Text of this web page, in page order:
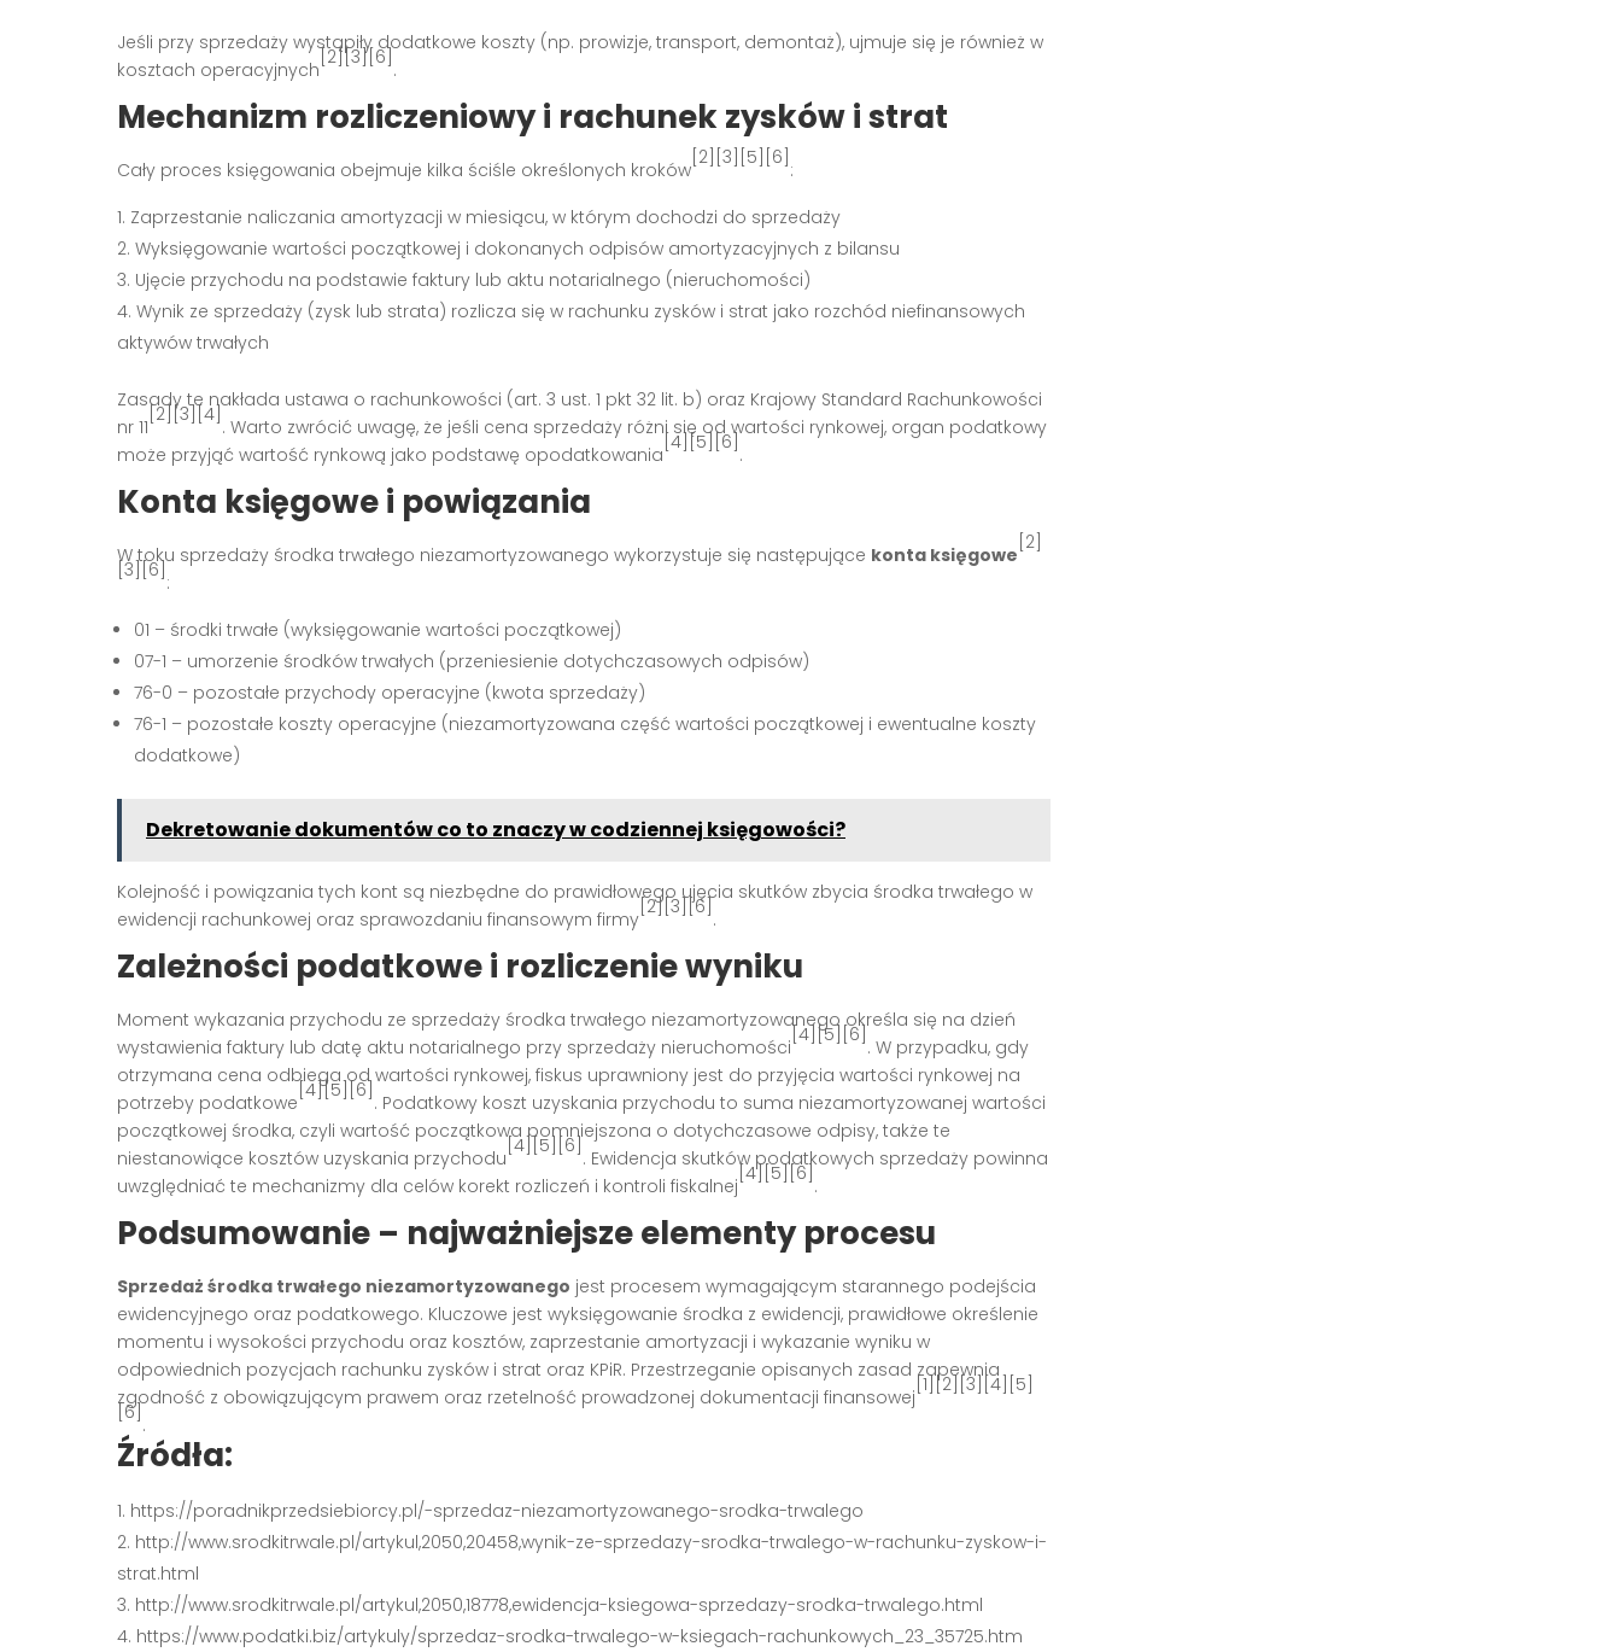
Jeśli przy sprzedaży wystąpiły dodatkowe koszty (np. prowizje, transport, demontaż), ujmuje się je również w
kosztach operacyjnych
[2][3][6]
.
Mechanizm rozliczeniowy i rachunek zysków i strat
Cały proces księgowania obejmuje kilka ściśle określonych kroków
[2][3][5][6]
:
Zaprzestanie naliczania amortyzacji w miesiącu, w którym dochodzi do sprzedaży
Wyksięgowanie wartości początkowej i dokonanych odpisów amortyzacyjnych z bilansu
Ujęcie przychodu na podstawie faktury lub aktu notarialnego (nieruchomości)
Wynik ze sprzedaży (zysk lub strata) rozlicza się w rachunku zysków i strat jako rozchód niefinansowych
aktywów trwałych
Zasady te nakłada ustawa o rachunkowości (art. 3 ust. 1 pkt 32 lit. b) oraz Krajowy Standard Rachunkowości
nr 11
[2][3][4]
. Warto zwrócić uwagę, że jeśli cena sprzedaży różni się od wartości rynkowej, organ podatkowy
może przyjąć wartość rynkową jako podstawę opodatkowania
[4][5][6]
.
Konta księgowe i powiązania
W toku sprzedaży środka trwałego niezamortyzowanego wykorzystuje się następujące konta księgowe
[2]
[3][6]
:
01 – środki trwałe (wyksięgowanie wartości początkowej)
07-1 – umorzenie środków trwałych (przeniesienie dotychczasowych odpisów)
76-0 – pozostałe przychody operacyjne (kwota sprzedaży)
76-1 – pozostałe koszty operacyjne (niezamortyzowana część wartości początkowej i ewentualne koszty
dodatkowe)
Dekretowanie dokumentów co to znaczy w codziennej księgowości?
Kolejność i powiązania tych kont są niezbędne do prawidłowego ujęcia skutków zbycia środka trwałego w
ewidencji rachunkowej oraz sprawozdaniu finansowym firmy
[2][3][6]
.
Zależności podatkowe i rozliczenie wyniku
Moment wykazania przychodu ze sprzedaży środka trwałego niezamortyzowanego określa się na dzień
wystawienia faktury lub datę aktu notarialnego przy sprzedaży nieruchomości
[4][5][6]
. W przypadku, gdy
otrzymana cena odbiega od wartości rynkowej, fiskus uprawniony jest do przyjęcia wartości rynkowej na
potrzeby podatkowe
[4][5][6]
. Podatkowy koszt uzyskania przychodu to suma niezamortyzowanej wartości
początkowej środka, czyli wartość początkowa pomniejszona o dotychczasowe odpisy, także te
niestanowiące kosztów uzyskania przychodu
[4][5][6]
. Ewidencja skutków podatkowych sprzedaży powinna
uwzględniać te mechanizmy dla celów korekt rozliczeń i kontroli fiskalnej
[4][5][6]
.
Podsumowanie – najważniejsze elementy procesu
Sprzedaż środka trwałego niezamortyzowanego jest procesem wymagającym starannego podejścia
ewidencyjnego oraz podatkowego. Kluczowe jest wyksięgowanie środka z ewidencji, prawidłowe określenie
momentu i wysokości przychodu oraz kosztów, zaprzestanie amortyzacji i wykazanie wyniku w
odpowiednich pozycjach rachunku zysków i strat oraz KPiR. Przestrzeganie opisanych zasad zapewnia
zgodność z obowiązującym prawem oraz rzetelność prowadzonej dokumentacji finansowej
[1][2][3][4][5]
[6]
.
Źródła:
https://poradnikprzedsiebiorcy.pl/-sprzedaz-niezamortyzowanego-srodka-trwalego
http://www.srodkitrwale.pl/artykul,2050,20458,wynik-ze-sprzedazy-srodka-trwalego-w-rachunku-zyskow-i-
strat.html
http://www.srodkitrwale.pl/artykul,2050,18778,ewidencja-ksiegowa-sprzedazy-srodka-trwalego.html
https://www.podatki.biz/artykuly/sprzedaz-srodka-trwalego-w-ksiegach-rachunkowych_23_35725.htm